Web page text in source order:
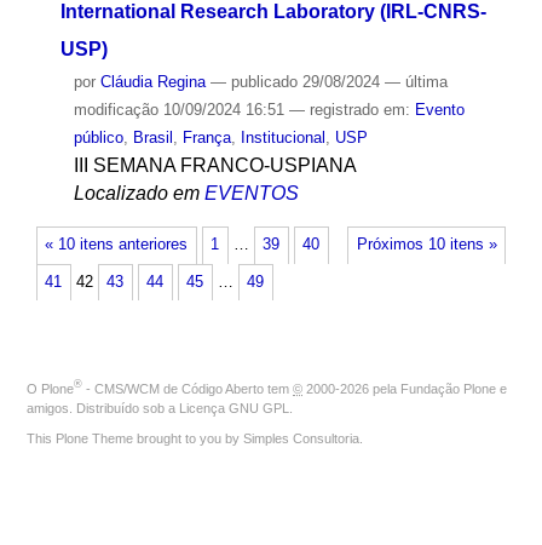
International Research Laboratory (IRL-CNRS-
USP)
por Cláudia Regina — publicado29/08/2024 — última
modificação10/09/2024 16:51 — registrado em: Evento
público, Brasil , França, Institucional , USP
III SEMANA FRANCO-USPIANA
Localizado em EVENTOS
« 10 itens anteriores Próximos 10 itens »
1 … 39 40
41 42 43 44 45 … 49
O Plone® - CMS/WCM de Código Aberto tem © 2000-2026 pela Fundação Plone e
amigos. Distribuído sob a Licença GNU GPL
This Plone Theme brought to you by Simples Consultoria